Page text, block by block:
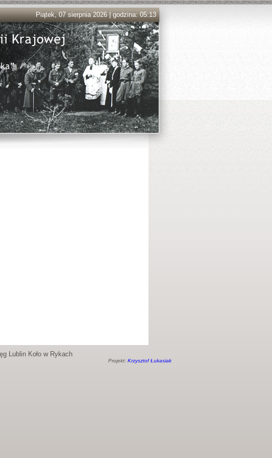
Piątek, 07 sierpnia 2026 | godzina: 05:13
Lublin Koło w Rykach
Projekt: Krzysztof Łukasiak